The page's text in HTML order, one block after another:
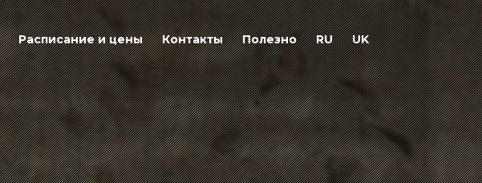
Расписание и цены Контакты Полезно RU UK